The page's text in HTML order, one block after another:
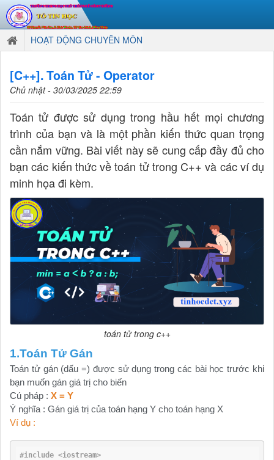
HOẠT ĐỘNG CHUYÊN MÔN
[C++]. Toán Tử - Operator
Chủ nhật - 30/03/2025 22:59
Toán tử được sử dụng trong hầu hết mọi chương
trình của bạn và là một phần kiến thức quan trọng
cần nắm vững. Bài viết này sẽ cung cấp đầy đủ cho
bạn các kiến thức về toán tử trong C++ và các ví dụ
minh họa đi kèm.
toán tử trong c++
1.Toán Tử Gán
Toán tử gán (dấu =) được sử dụng trong các bài học trước khi
bạn muốn gán giá trị cho biến
Cú pháp : X = Y
Ý nghĩa : Gán giá trị của toán hạng Y cho toán hạng X
Ví dụ :
#include <iostream>